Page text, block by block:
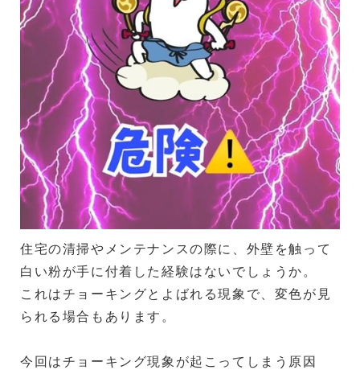
住宅の清掃やメンテナンスの際に、外壁を触って
白い粉が手に付着した経験はないでしょうか。
これはチョーキングとよばれる現象で、変色が見
られる場合もあります。
今回はチョーキング現象が起こってしまう原因